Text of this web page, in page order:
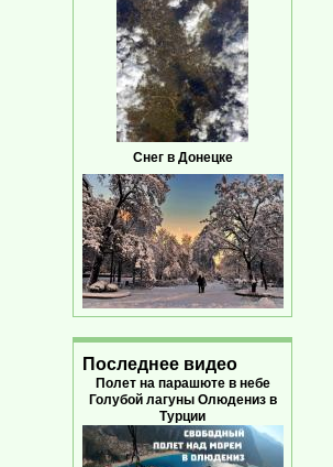
Снег в Донецке
Последнее видео
Полет на парашюте в небе
Голубой лагуны Олюдениз в
Турции